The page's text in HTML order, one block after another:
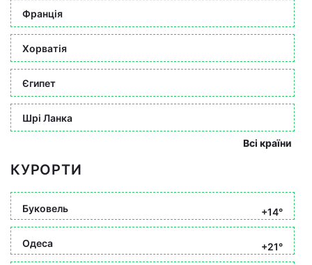
Франція
Хорватія
Єгипет
Шрі Ланка
Всі країни
КУРОРТИ
Буковель +14°
Одеса +21°